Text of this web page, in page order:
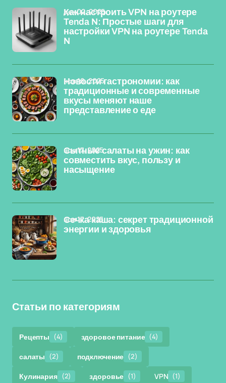
Как настроить VPN на роутере
Tenda N: Простые шаги для
настройки VPN на роутере Tenda
N
дек 02, 2025
Новости гастрономии: как
традиционные и современные
вкусы меняют наше
представление о еде
ноя 18, 2025
Сытные салаты на ужин: как
совместить вкус, пользу и
насыщение
ноя 17, 2025
Сечка каша: секрет традиционной
энергии и здоровья
ноя 17, 2025
Статьи по категориям
Рецепты (4) здоровое питание (4)
салаты (2) подключение (2)
Кулинария (2) здоровье (1) VPN (1)